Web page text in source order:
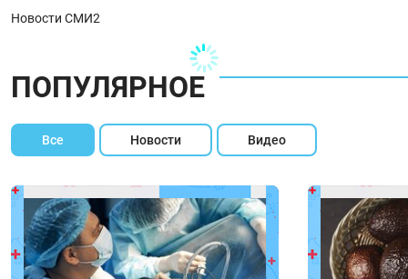
Новости СМИ2
ПОПУЛЯРНОЕ
Все Новости Видео